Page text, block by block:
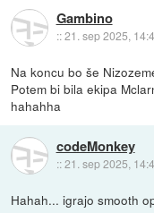
Gambino
::21. sep 2025,
Na koncu bo še
Potem bi bila ekipa
hahahha
codeMonkey
::21. sep 2025,
Hahah... igrajo smooth